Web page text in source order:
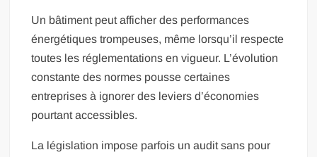
Un bâtiment peut afficher des performances
énergétiques trompeuses, même lorsqu’il respecte
toutes les réglementations en vigueur. L’évolution
constante des normes pousse certaines
entreprises à ignorer des leviers d’économies
pourtant accessibles.
La législation impose parfois un audit sans pour